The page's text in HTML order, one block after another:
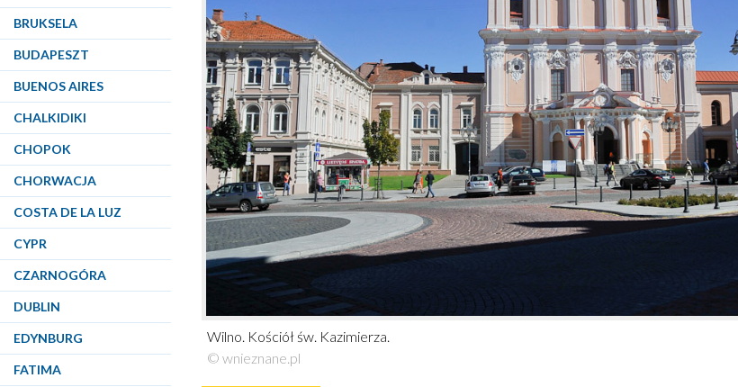
BRUKSELA
BUDAPESZT
BUENOS AIRES
CHALKIDIKI
CHOPOK
CHORWACJA
COSTA DE LA LUZ
CYPR
CZARNOGÓRA
DUBLIN
EDYNBURG
FATIMA
Wilno. Kościół św. Kazimierza.
© wnieznane.pl